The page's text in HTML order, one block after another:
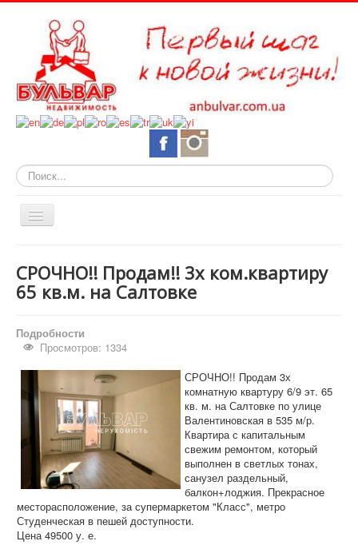
Искать...
Включить/
выключить
Горящие объекты
Квартиры
Коммерческая
Аренда
Информация
Дополнительные услуги
СРОЧНО!! Продам!! 3х ком.квартиру
65 кв.м. на Салтовке
Подробности
Просмотров: 1334
СРОЧНО!! Продам 3х
комнатную квартуру 6/9 эт. 65
кв. м. на Салтовке по улице
Валентиновская в 535 м/р.
Квартира с капитальным
свежим ремонтом, который
выполнен в светлых тонах,
санузел раздельный,
балкон+лоджия. Прекрасное
месторасположение, за супермаркетом "Класс", метро
Студенческая в пешей доступности.
Цена 49500 у. е.